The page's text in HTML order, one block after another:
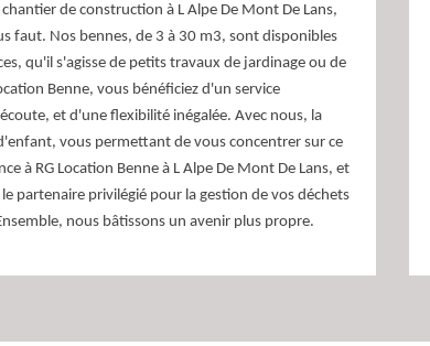
de construction à L Alpe De Mont De Lans,
faut. Nos bennes, de 3 à 30 m3, sont disponibles
qu'il s'agisse de petits travaux de jardinage ou de
Benne, vous bénéficiez d'un service
et d'une flexibilité inégalée. Avec nous, la
vous permettant de vous concentrer sur ce
à RG Location Benne à L Alpe De Mont De Lans, et
partenaire privilégié pour la gestion de vos déchets
nous bâtissons un avenir plus propre.